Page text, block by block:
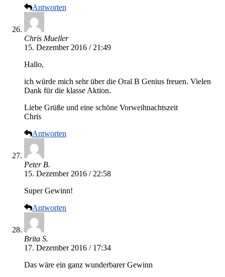
Antworten
Chris Mueller
15. Dezember 2016 / 21:49
Hallo,
ich würde mich sehr über die Oral B Genius freuen. Vielen
Dank für die klasse Aktion.
Liebe Grüße und eine schöne Vorweihnachtszeit
Chris
Antworten
Peter B.
15. Dezember 2016 / 22:58
Super Gewinn!
Antworten
Brita S.
17. Dezember 2016 / 17:34
Das wäre ein ganz wunderbarer Gewinn